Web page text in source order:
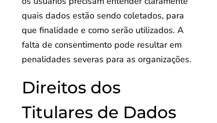
quais dados estão sendo coletados, para
que finalidade e como serão utilizados. A
falta de consentimento pode resultar em
penalidades severas para as organizações.
Direitos dos
Titulares de Dados